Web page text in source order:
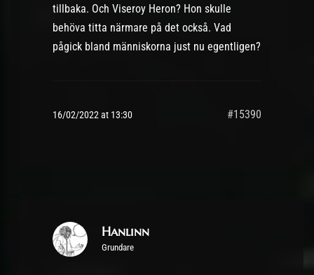
tillbaka. Och Viseroy Heron? Hon skulle
behöva titta närmare på det också. Vad
pågick bland människorna just nu egentligen?
16/02/2022 at 13:30 #15390
Hanlinn
Grundare